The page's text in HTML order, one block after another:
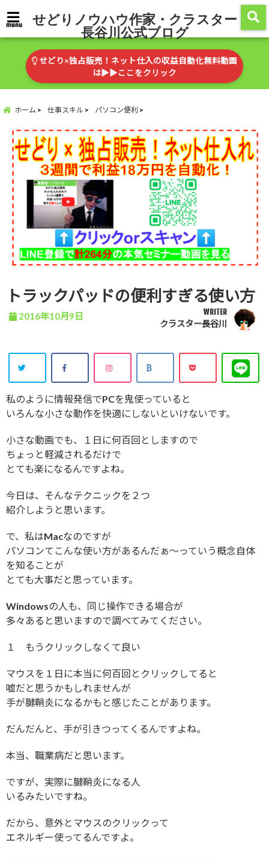
menu せどりノウハウ作家・クラスター
長谷川公式ブログ
せどり×独占販売！ネット仕入の収益自動化無料動画
は▶︎▶︎ここをクリック
ホーム 仕事スキル パソコン便利
トラックパッドの便利すぎる使い方
2016年10月9日 WRITER
クラスター長谷川
私のように情報発信でPCを鬼使っていると
いろんな小さな動作を快適にしないといけないです。
小さな動画でも、１日に何百回としますので
ちょっと軽減されるだけで
とても楽になるんですよね。
今日は、そんなテクニックを２つ
紹介しようと思います。
で、私はMacなのですが
パソコンてこんな使い方があるんだぁ〜っていう概念自体
を知ることが
とても大事だと思っています。
Windowsの人も、同じ操作できる場合が
多々あると思いますので調べてみてください。
１ もうクリックしなくて良い
マウスを１日に本当に何百回とクリックしてると
嘘だと思うかもしれませんが
手が腱鞘炎になるかもと感じたことがあります。
だんだんと、手が引きつってくるんですよね。
本当、職業病だと思います。
ですが、実際に腱鞘炎になる人
いるみたいですね。
だから、意外とマウスのクリックって
エネルギー使ってるんですよ。